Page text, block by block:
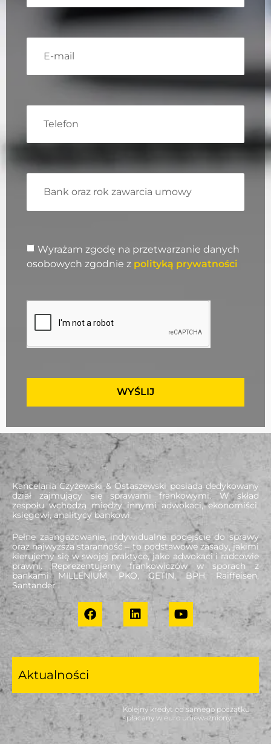
Wyrażam zgodę na przetwarzanie danych
osobowych zgodnie z polityką prywatności
WYŚLIJ
Kancelaria Czyżewski & Ostaszewski posiada dedykowany
dział zajmujący się sprawami frankowymi. W skład
zespołu wchodzą między innymi adwokaci, ekonomiści,
księgowi, analitycy bankowi.
Pełne zaangażowanie, indywidualne podejście do sprawy
oraz najwyższa staranność – to podstawowe zasady, jakimi
kierujemy się w swojej praktyce, jako adwokaci i radcowie
prawni. Reprezentujemy frankowiczów w sporach z
bankami MILLENIUM, PKO, GETIN, BPH, Raiffeisen,
Santander .
Aktualności
Kolejny kredyt od samego początku
spłacany w euro unieważniony